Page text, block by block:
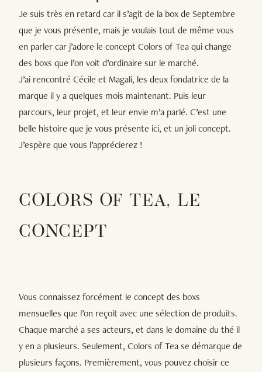
Je suis très en retard car il s’agit de la box de Septembre
que je vous présente, mais je voulais tout de même vous
en parler car j’adore le concept Colors of Tea qui change
des boxs que l’on voit d’ordinaire sur le marché.
J’ai rencontré Cécile et Magali, les deux fondatrice de la
marque il y a quelques mois maintenant. Puis leur
parcours, leur projet, et leur envie m’a parlé. C’est une
belle histoire que je vous présente ici, et un joli concept.
J’espère que vous l’apprécierez !
COLORS OF TEA, LE
CONCEPT
Vous connaissez forcément le concept des boxs
mensuelles que l’on reçoit avec une sélection de produits.
Chaque marché a ses acteurs, et dans le domaine du thé il
y en a plusieurs. Seulement, Colors of Tea se démarque de
plusieurs façons. Premièrement, vous pouvez choisir ce